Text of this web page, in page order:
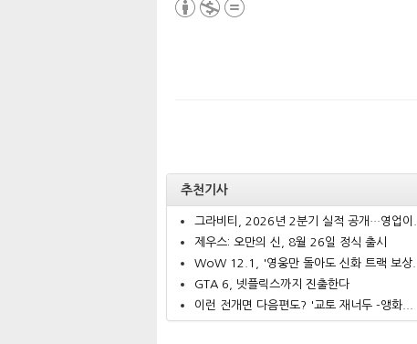
추천기사
그라비티, 2026년 2분기 실적 공개…영업이
제우스: 오만의 신, 8월 26일 정식 출시
WoW 12.1, '영웅만 돌아도 신화 트랙 보상...
GTA 6, 넷플릭스까지 진출한다
이런 전개면 다음편도? '교토 재너두 -앵화...